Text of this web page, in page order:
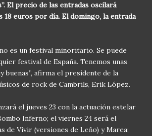
El precio de las entradas oscilará
18 euros por día. El domingo, la entrada
es un festival minoritario. Se puede
festival de España. Tenemos unas
buenas”, afirma el presidente de la
de rock de Cambrils, Erik López.
el jueves 23 con la actuación estelar
Inferno; el viernes 24 será el
de Vivir (versiones de Leño) y Marea;